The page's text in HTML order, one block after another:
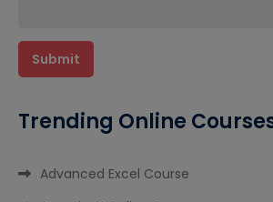
Trending Online
Advanced Excel Course